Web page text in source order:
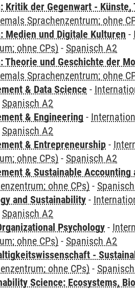
der Gegenwart - Künste,
Sprachenzentrum; ohne
Medien und Digitale Kulturen -
ohne CPs) - Spanisch A2
und Geschichte der
Sprachenzentrum; ohne
& Data Science -
Spanisch A2
& Engineering -
Spanisch A2
& Entrepreneurship -
ohne CPs) - Spanisch A2
& Sustainable Accounting
ohne CPs) -
and Sustainability -
Spanisch A2
Psychology -
ohne CPs) - Spanisch A2
-
ohne CPs) -
Science: Ecosystems,